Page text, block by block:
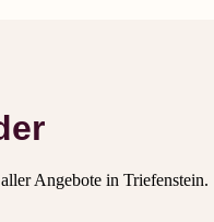
Angebote in Triefenstein.